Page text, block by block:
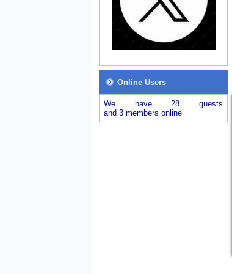
Online Users
We have 28 guests
and 3 members online